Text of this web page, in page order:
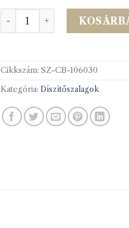
106030 Szatén egyoldalas
Cikkszám: SZ-CB-106030
Kategória: Díszítőszalagok